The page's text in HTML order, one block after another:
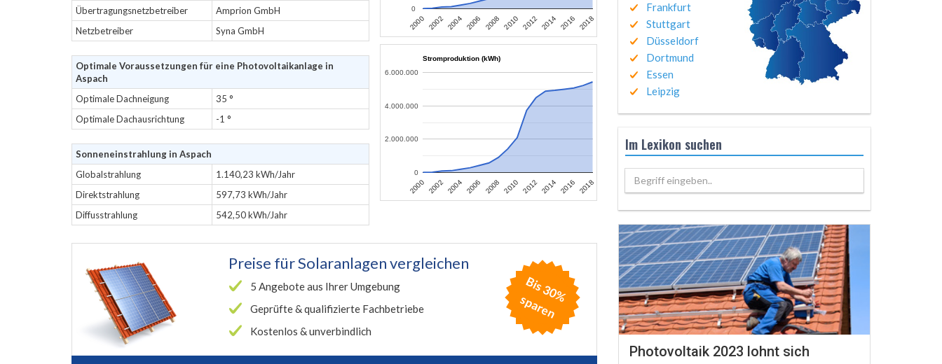
Übertragungsnetzbetreiber
Amprion GmbH
Netzbetreiber
Syna GmbH
Optimale Voraussetzungen für eine Photovoltaikanlage in
Aspach
Optimale Dachneigung
35 °
Optimale Dachausrichtung
-1 °
Sonneneinstrahlung in Aspach
Globalstrahlung
1.140,23 kWh/Jahr
Direktstrahlung
597,73 kWh/Jahr
Diffusstrahlung
542,50 kWh/Jahr
2000 2002 2004 2006 2008 2010 2012 2014 2016 2018
0
Stromproduktion (kWh)
2000 2002 2004 2006 2008 2010 2012 2014 2016 2018
0
2.000.000
4.000.000
6.000.000
Preise fürSolaranlagen vergleichen
5 Angebote aus Ihrer Umgebung
Geprüfte & qualifizierte Fachbetriebe
Kostenlos & unverbindlich
B
is
3
0
%
s
p
a
r
e
n
Frankfurt
Stuttgart
Düsseldorf
Dortmund
Essen
Leipzig
Im Lexikon suchen
Begriff eingeben..